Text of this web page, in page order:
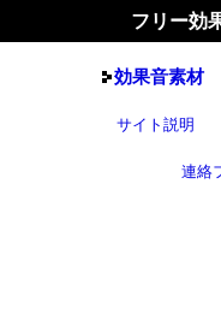
フリー効
効果音素材
サイト説明
連絡